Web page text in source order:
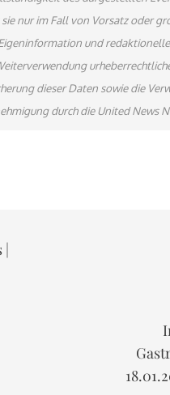
nur im Fall von Vorsatz oder
und
dieser Daten sowie die
durch die United News
|